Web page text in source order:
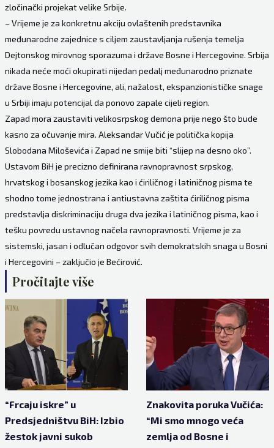
zločinački projekat velike Srbije.
– Vrijeme je za konkretnu akciju ovlaštenih predstavnika
međunarodne zajednice s ciljem zaustavljanja rušenja temelja
Dejtonskog mirovnog sporazuma i države Bosne i Hercegovine. Srbija
nikada neće moći okupirati nijedan pedalj međunarodno priznate
države Bosne i Hercegovine, ali, nažalost, ekspanzionističke snage
u Srbiji imaju potencijal da ponovo zapale cijeli region.
Zapad mora zaustaviti velikosrpskog demona prije nego što bude
kasno za očuvanje mira. Aleksandar Vučić je politička kopija
Slobodana Miloševića i Zapad ne smije biti “slijep na desno oko”.
Ustavom BiH je precizno definirana ravnopravnost srpskog,
hrvatskog i bosanskog jezika kao i ćiriličnog i latiničnog pisma te
shodno tome jednostrana i antiustavna zaštita ćiriličnog pisma
predstavlja diskriminaciju druga dva jezika i latiničnog pisma, kao i
tešku povredu ustavnog načela ravnopravnosti. Vrijeme je za
sistemski, jasan i odlučan odgovor svih demokratskih snaga u Bosni
i Hercegovini – zaključio je Bećirović.
Pročitajte više
“Frcaju iskre” u
Predsjedništvu BiH: Izbio
žestok javni sukob
Znakovita poruka Vučića:
“Mi smo mnogo veća
zemlja od Bosne i